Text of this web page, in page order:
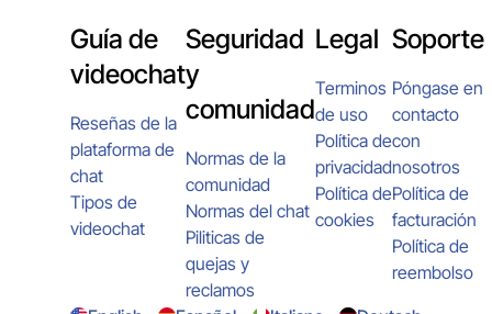
Guía de
videochat
Reseñas de la
plataforma de
chat
Tipos de
videochat
Seguridad
y
comunidad
Normas de la
comunidad
Normas del chat
Piliticas de
quejas y
reclamos
Legal
Terminos
de uso
Política de
privacidad
Política de
cookies
Soporte
Póngase en
contacto
con
nosotros
Política de
facturación
Política de
reembolso